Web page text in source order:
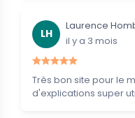
LH
Laurence
il y a 3 mois
Très bon site pour le
d'explications super